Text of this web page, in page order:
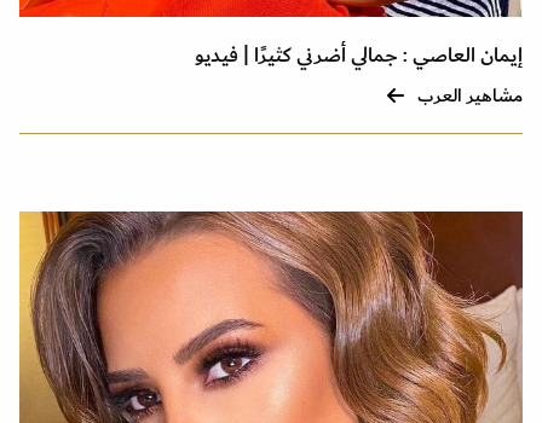
إيمان العاصي : جمالي أضرني كثيرًا | فيديو
مشاهير العرب